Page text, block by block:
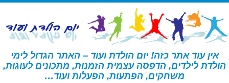
דלג
לתוכן
אין עוד אתר כזה! יום הולדת ועוד – האתר הגדול לימי
הולדת לילדים, הדפסה עצמית הזמנות, מתכונים לעוגות,
משחקים, הפתעות, הפעלות ועוד… דף הבית » מתכונים לעוגות וכיבוד » עוגיות לכלב – תוצרת עצמית